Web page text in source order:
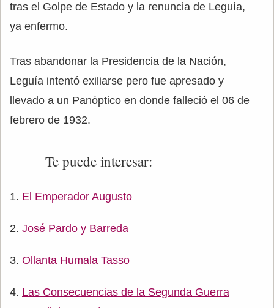
tras el Golpe de Estado y la renuncia de Leguía,
ya enfermo.
Tras abandonar la Presidencia de la Nación,
Leguía intentó exiliarse pero fue apresado y
llevado a un Panóptico en donde falleció el 06 de
febrero de 1932.
Te puede interesar:
El Emperador Augusto
José Pardo y Barreda
Ollanta Humala Tasso
Las Consecuencias de la Segunda Guerra